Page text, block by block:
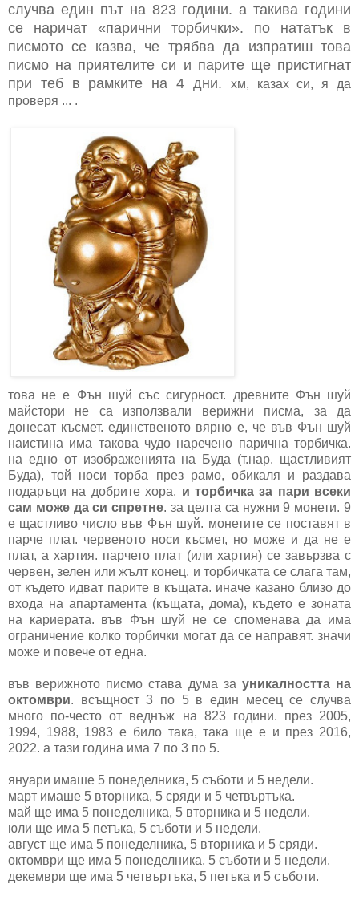
случва един път на 823 години. а такива години
се наричат «парични торбички». по нататък в
писмото се казва, че трябва да изпратиш това
писмо на приятелите си и парите ще пристигнат
при теб в рамките на 4 дни.
хм, казах си, я да
проверя ... .
това не е Фън шуй със сигурност. древните Фън шуй
майстори не са използвали верижни писма, за да
донесат късмет. единственото вярно е, че във Фън шуй
наистина има такова чудо наречено парична торбичка.
на едно от изображенията на Буда (т.нар. щастливият
Буда), той носи торба през рамо, обикаля и раздава
подаръци на добрите хора. и торбичка за пари всеки
сам може да си спретне. за целта са нужни 9 монети. 9
е щастливо число във Фън шуй. монетите се поставят в
парче плат. червеното носи късмет, но може и да не е
плат, а хартия. парчето плат (или хартия) се завързва с
червен, зелен или жълт конец. и торбичката се слага там,
от където идват парите в къщата. иначе казано близо до
входа на апартамента (къщата, дома), където е зоната
на кариерата. във Фън шуй не се споменава да има
ограничение колко торбички могат да се направят. значи
може и повече от една.
във верижното писмо става дума за уникалността на
октомври. всъщност 3 по 5 в един месец се случва
много по-често от веднъж на 823 години. през 2005,
1994, 1988, 1983 е било така, така ще е и през 2016,
2022. а тази година има 7 по 3 по 5.
януари имаше 5 понеделника, 5 съботи и 5 недели.
март имаше 5 вторника, 5 сряди и 5 четвъртъка.
май ще има 5 понеделника, 5 вторника и 5 недели.
юли ще има 5 петъка, 5 съботи и 5 недели.
август ще има 5 понеделника, 5 вторника и 5 сряди.
октомври ще има 5 понеделника, 5 съботи и 5 недели.
декември ще има 5 четвъртъка, 5 петъка и 5 съботи.